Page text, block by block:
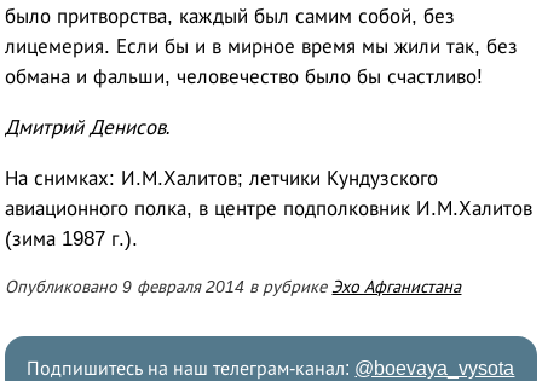
было притворства, каждый был самим собой, без
лицемерия. Если бы и в мирное время мы жили так, без
обмана и фальши, человечество было бы счастливо!
Дмитрий Денисов.
На снимках: И.М.Халитов; летчики Кундузского
авиационного полка, в центре подполковник И.М.Халитов
(зима 1987 г.).
Опубликовано 9 февраля 2014 в рубрикеЭхо Афганистана
Подпишитесь на наш телеграм-канал: @boevaya_vysota